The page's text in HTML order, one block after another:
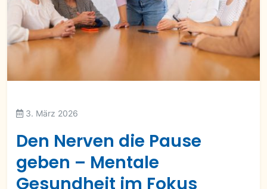
3. März 2026
Den Nerven die Pause
geben – Mentale
Gesundheit im Fokus